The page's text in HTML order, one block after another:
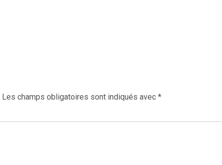
Les champs obligatoires sont indiqués avec *